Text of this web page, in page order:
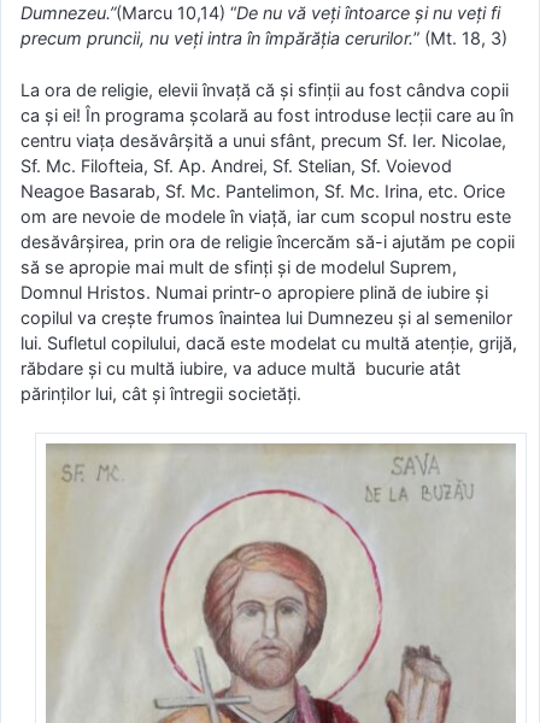
Dumnezeu.”(Marcu 10,14) “De nu vă veţi întoarce şi nu veţi fi
precum pruncii, nu veţi intra în împărăţia cerurilor.” (Mt. 18, 3)
La ora de religie, elevii învaţă că şi sfinţii au fost cândva copii
ca şi ei! În programa şcolară au fost introduse lecţii care au în
centru viaţa desăvârşită a unui sfânt, precum Sf. Ier. Nicolae,
Sf. Mc. Filofteia, Sf. Ap. Andrei, Sf. Stelian, Sf. Voievod
Neagoe Basarab, Sf. Mc. Pantelimon, Sf. Mc. Irina, etc. Orice
om are nevoie de modele în viaţă, iar cum scopul nostru este
desăvârşirea, prin ora de religie încercăm să-i ajutăm pe copii
să se apropie mai mult de sfinţi şi de modelul Suprem,
Domnul Hristos. Numai printr-o apropiere plină de iubire şi
copilul va creşte frumos înaintea lui Dumnezeu şi al semenilor
lui. Sufletul copilului, dacă este modelat cu multă atenţie, grijă,
răbdare şi cu multă iubire, va aduce multă bucurie atât
părinţilor lui, cât şi întregii societăţi.